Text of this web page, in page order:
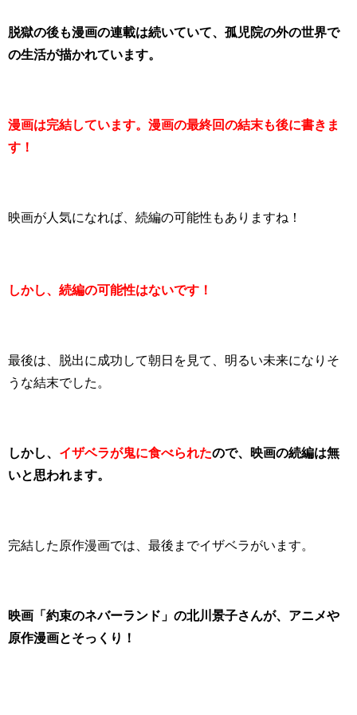
脱獄の後も漫画の連載は続いていて、孤児院の外の世界で
の生活が描かれています。
漫画は完結しています。漫画の最終回の結末も後に書きま
す！
映画が人気になれば、続編の可能性もありますね！
しかし、続編の可能性はないです！
最後は、脱出に成功して朝日を見て、明るい未来になりそ
うな結末でした。
しかし、 イザベラが鬼に食べられたので、映画の続編は無
いと思われます。
完結した原作漫画では、最後までイザベラがいます。
映画「約束のネバーランド」の北川景子さんが、アニメや
原作漫画とそっくり！